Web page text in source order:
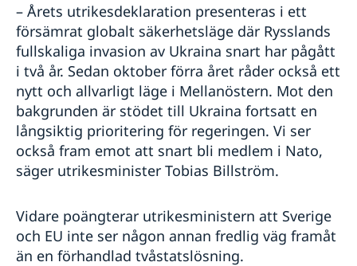
– Årets utrikesdeklaration presenteras i ett
försämrat globalt säkerhetsläge där Rysslands
fullskaliga invasion av Ukraina snart har pågått
i två år. Sedan oktober förra året råder också ett
nytt och allvarligt läge i Mellanöstern. Mot den
bakgrunden är stödet till Ukraina fortsatt en
långsiktig prioritering för regeringen. Vi ser
också fram emot att snart bli medlem i Nato,
säger utrikesminister Tobias Billström.
Vidare poängterar utrikesministern att Sverige
och EU inte ser någon annan fredlig väg framåt
än en förhandlad tvåstatslösning.